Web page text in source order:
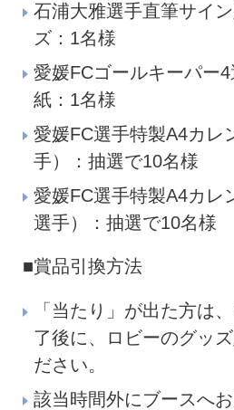
石浦大雅選手直筆サイ
ズ：1名様
愛媛FCゴールキーパー
紙：1名様
愛媛FC選手特製A4カレ
手）：抽選で10名様
愛媛FC選手特製A4カレ
選手）：抽選で10名様
■賞品引換方法
「当たり」が出た方は
了後に、ロビーのグッ
ださい。
該当時間外にブースへ